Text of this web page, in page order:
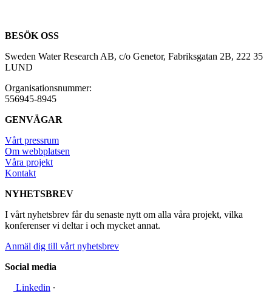
BESÖK OSS
Sweden Water Research AB, c/o Genetor, Fabriksgatan 2B, 222 35
LUND
Organisationsnummer:
556945-8945
GENVÄGAR
Vårt pressrum
Om webbplatsen
Våra projekt
Kontakt
NYHETSBREV
I vårt nyhetsbrev får du senaste nytt om alla våra projekt, vilka
konferenser vi deltar i och mycket annat.
Anmäl dig till vårt nyhetsbrev
Social media
Linkedin ∙